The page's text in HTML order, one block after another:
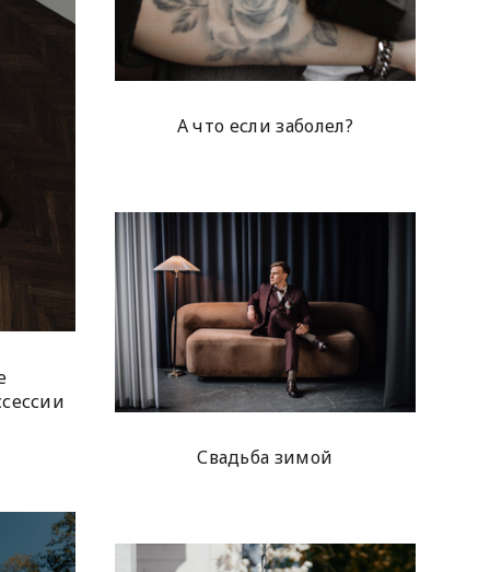
А что если заболел?
Свадьба зимой